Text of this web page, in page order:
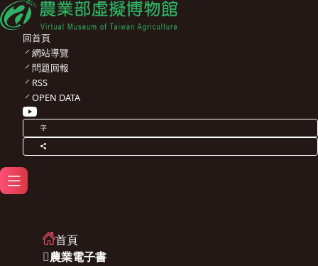
回首頁
網站導覽
問題回報
RSS
OPEN DATA
字
首頁
農業電子書